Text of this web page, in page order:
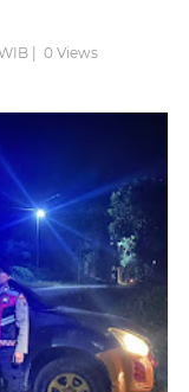
| 0Views